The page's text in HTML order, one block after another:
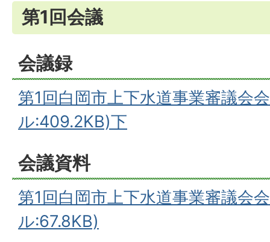
第1回会議
会議録
第1回白岡市上下水道事業審議会
ル:409.2KB)下
会議資料
第1回白岡市上下水道事業審議会
ル:67.8KB)